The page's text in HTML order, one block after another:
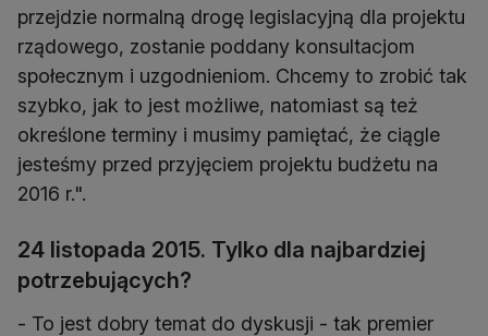
przejdzie normalną drogę legislacyjną dla projektu
rządowego, zostanie poddany konsultacjom
społecznym i uzgodnieniom. Chcemy to zrobić tak
szybko, jak to jest możliwe, natomiast są też
określone terminy i musimy pamiętać, że ciągle
jesteśmy przed przyjęciem projektu budżetu na
2016 r.".
24 listopada 2015. Tylko dla najbardziej
potrzebujących?
- To jest dobry temat do dyskusji - tak premier